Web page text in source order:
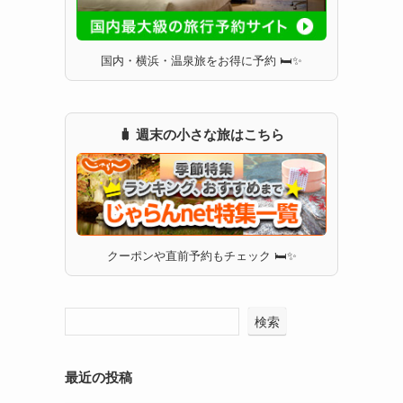
国内・横浜・温泉旅をお得に予約 🛏✨
🧳 週末の小さな旅はこちら
クーポンや直前予約もチェック 🛏✨
検索
最近の投稿